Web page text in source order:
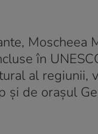
Moscheea
în
al regiunii,
și de orașul